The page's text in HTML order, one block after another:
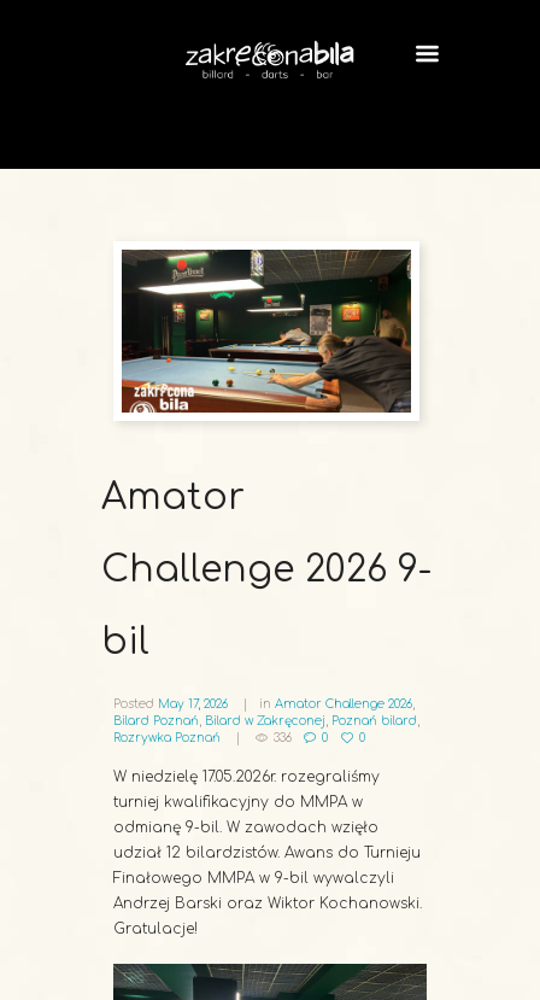
Amator
Challenge 2026 9-
bil
Posted May 17, 2026 in Amator Challenge 2026,
Bilard Poznań
Bilard w Zakręconej Poznań bilard
Rozrywka Poznań
336 0 0
W niedzielę 17.05.2026r. rozegraliśmy
turniej kwalifikacyjny do MMPA w
odmianę 9-bil. W zawodach wzięło
udział 12 bilardzistów. Awans do Turnieju
Finałowego MMPA w 9-bil wywalczyli
Andrzej Barski oraz Wiktor Kochanowski.
Gratulacje!